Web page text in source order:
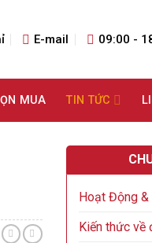
E-mail 09:00 -
MUA TIN TỨC
Hoạt Động &
Kiến thức về